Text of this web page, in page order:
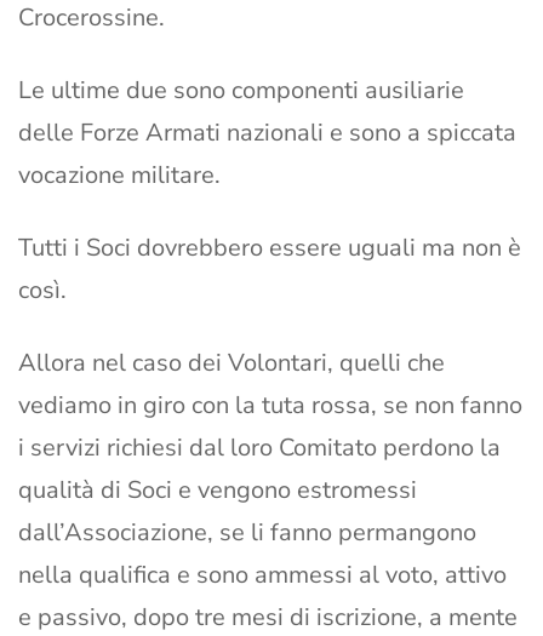
Crocerossine.
Le ultime due sono componenti ausiliarie
delle Forze Armati nazionali e sono a spiccata
vocazione militare.
Tutti i Soci dovrebbero essere uguali ma non è
così.
Allora nel caso dei Volontari, quelli che
vediamo in giro con la tuta rossa, se non fanno
i servizi richiesi dal loro Comitato perdono la
qualità di Soci e vengono estromessi
dall’Associazione, se li fanno permangono
nella qualifica e sono ammessi al voto, attivo
e passivo, dopo tre mesi di iscrizione, a mente